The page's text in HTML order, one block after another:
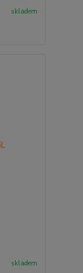
skladem
skladem